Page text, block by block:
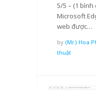
5/5 – (1 bình
Microsoft
web được…
by (Mr.) Hoa
thuật